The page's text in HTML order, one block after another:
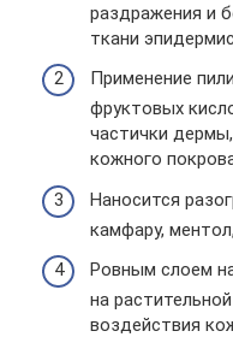
раздражения и
ткани
Применение
фруктовых
частички
кожного
Наносится
камфару,
Ровным слоем
на
воздействия